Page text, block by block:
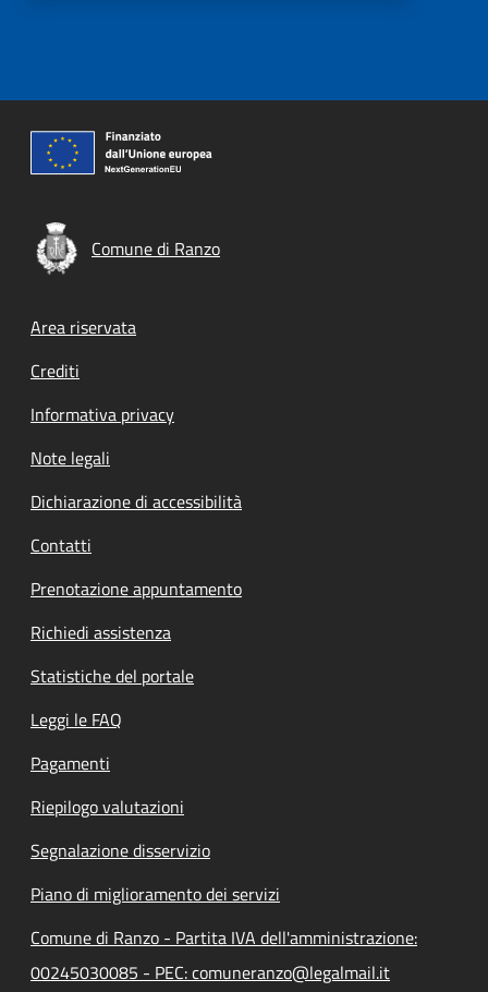
Comune di Ranzo
Footer menu
Area riservata
Crediti
Informativa privacy
Note legali
Dichiarazione di accessibilità
Contatti
Prenotazione appuntamento
Richiedi assistenza
Statistiche del portale
Leggi le FAQ
Pagamenti
Riepilogo valutazioni
Segnalazione disservizio
Piano di miglioramento dei servizi
Comune di Ranzo - Partita IVA dell'amministrazione:
00245030085 - PEC: comuneranzo@legalmail.it